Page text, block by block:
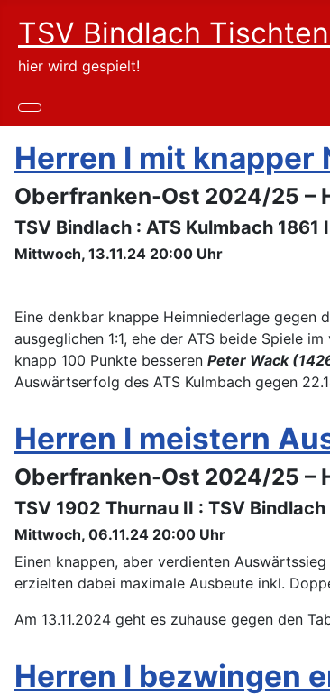
TSV Bindlach
hier wird gespielt!
Herren I mit knapper
Oberfranken-Ost 2024/25 –
TSV Bindlach : ATS Kulmbach 1861
Mittwoch, 13.11.24 20:00 Uhr
Eine denkbar knappe Heimniederlage gegen
ausgeglichen 1:1, ehe der ATS beide Spiele
knapp 100 Punkte besseren Peter Wack
Auswärtserfolg des ATS Kulmbach gegen
Herren I meistern
Oberfranken-Ost 2024/25 –
TSV 1902 Thurnau II : TSV
Mittwoch, 06.11.24 20:00 Uhr
Einen knappen, aber verdienten
erzielten dabei maximale Ausbeute inkl.
Am 13.11.2024 geht es zuhause gegen den
Herren I bezwingen